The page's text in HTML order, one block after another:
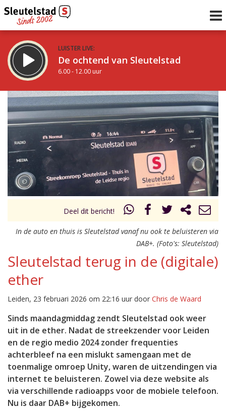
LUISTER LIVE:
De ochtend van Sleutelstad
6.00 - 12.00 uur
STRAKS:
De middag van Sleutelstad
12.00 - 18.00 uur
Vorig uur
uur 1 van 0 Volgend uur
Deel dit bericht!
In de auto en thuis is Sleutelstad vanaf nu ook te beluisteren via
DAB+. (Foto's: Sleutelstad)
Sleutelstad terug in de (digitale)
ether
Leiden, 23 februari 2026 om 22:16 uur door Chris de Waard
Sinds maandagmiddag zendt Sleutelstad ook weer
uit in de ether. Nadat de streekzender voor Leiden
en de regio medio 2024 zonder frequenties
achterbleef na een mislukt samengaan met de
toenmalige omroep Unity, waren de uitzendingen via
internet te beluisteren. Zowel via deze website als
via verschillende radioapps voor de mobiele telefoon.
Nu is daar DAB+ bijgekomen.